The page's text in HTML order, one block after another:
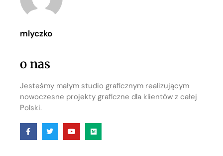
mlyczko
o nas
Jesteśmy małym studio graficznym realizującym
nowoczesne projekty graficzne dla klientów z całej
Polski.